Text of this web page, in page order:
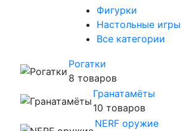
Фигурки
Настольные игры
Все категории
Рогатки
8 товаров
Гранатамёты
10 товаров
NERF оружие